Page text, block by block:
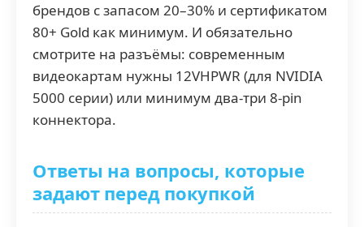
брендов с запасом 20–30% и сертификатом
80+ Gold как минимум. И обязательно
смотрите на разъёмы: современным
видеокартам нужны 12VHPWR (для NVIDIA
5000 серии) или минимум два-три 8-pin
коннектора.
Ответы на вопросы, которые
задают перед покупкой